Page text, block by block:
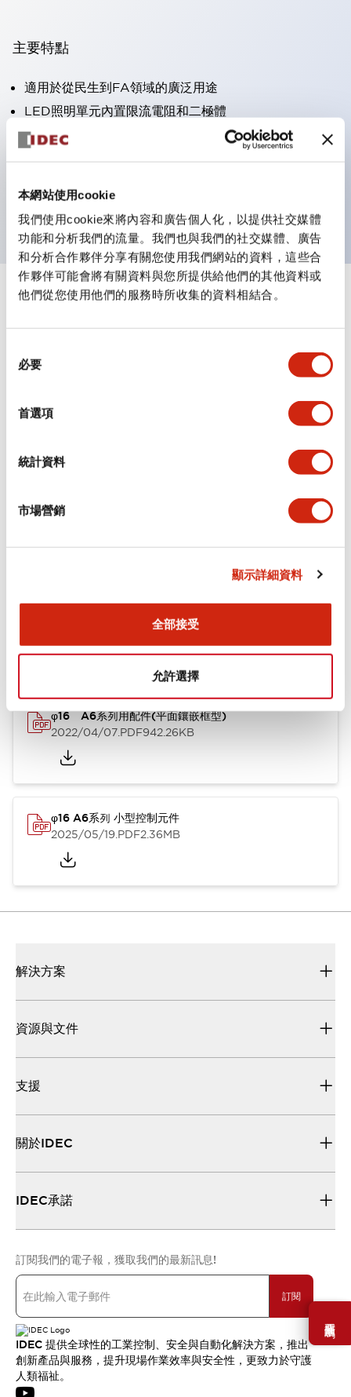
本網站使用cookie
我們使用cookie來將內容和廣告個人化，以提供社交媒體
功能和分析我們的流量。我們也與我們的社交媒體、廣告
和分析合作夥伴分享有關您使用我們網站的資料，這些合
作夥伴可能會將有關資料與您所提供給他們的其他資料或
他們從您使用他們的服務時所收集的資料相結合。
必要
首選項
統計資料
市場營銷
顯示詳細資料
全部接受
允許選擇
需要幫助嗎？
主要特點
適用於從民生到FA領域的廣泛用途
LED照明單元內置限流電阻和二極體
防護結構具備IP40和IP65等級。（IEC 60529）
獲得UL・CSA認證。符合EN（歐洲）標準。 獲得CCC
可使用專用配件輕鬆更換為Φ22閃光輪廓
規格
環境規範
機械規格
安裝和安裝規範
型錄和宣傳手冊 CAD檔 認證與標準 技術文件
φ16 A6系列用配件(平面鑲嵌框型)
2022/04/07.PDF942.26KB
φ16 A6系列 小型控制元件
2025/05/19.PDF2.36MB
解決方案
資源與文件
支援
關於IDEC
IDEC承諾
訂閱我們的電子報，獲取我們的最新訊息!
訂閱
IDEC 提供全球性的工業控制、安全與自動化解決方案，推出
創新產品與服務，提升現場作業效率與安全性，更致力於守護
人類福祉。